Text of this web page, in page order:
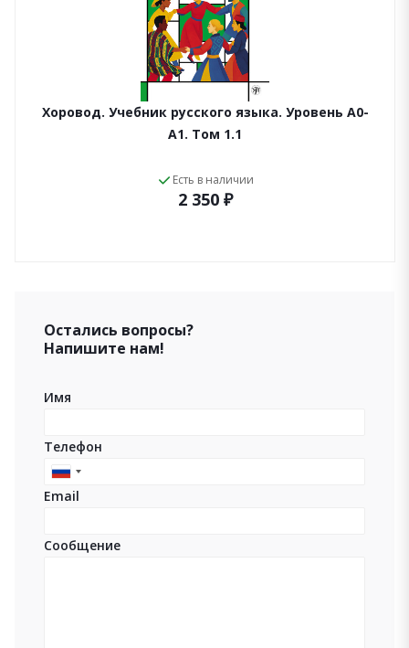
Хоровод. Учебник русского языка. Уровень А0-
А1. Том 1.1
Есть в наличии
2 350 ₽
Остались вопросы?
Напишите нам!
Имя
Телефон
Russia
+7
Email
Сообщение